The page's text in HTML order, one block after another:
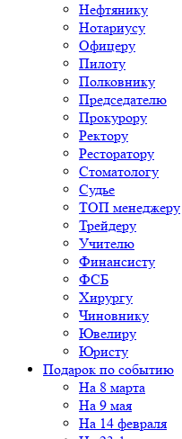
Нефтянику
Нотариусу
Офицеру
Пилоту
Полковнику
Председателю
Прокурору
Ректору
Ресторатору
Стоматологу
Судье
ТОП менеджеру
Трейдеру
Учителю
Финансисту
ФСБ
Хирургу
Чиновнику
Ювелиру
Юристу
Подарок по событию
На 8 марта
На 9 мая
На 14 февраля